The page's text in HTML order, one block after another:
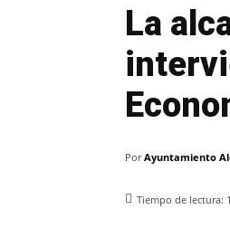
La
Por Ayuntamiento
Tiempo de lectura: 1